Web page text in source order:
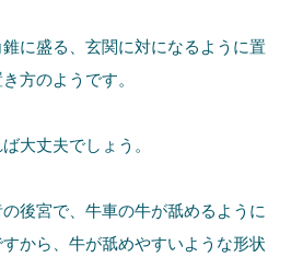
に盛る、玄関に対になるように置
方のようです。
大丈夫でしょう。
後宮で、牛車の牛が舐めるように
から、牛が舐めやすいような形状